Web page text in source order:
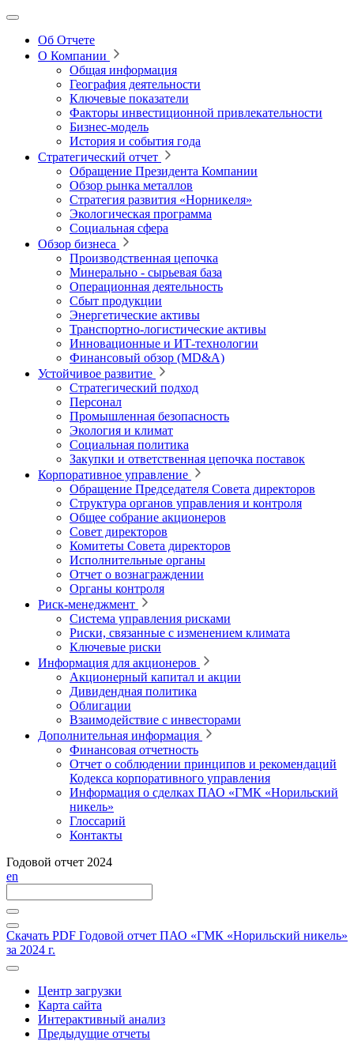
Об Отчете
О Компании
Общая информация
География деятельности
Ключевые показатели
Факторы инвестиционной привлекательности
Бизнес-модель
История и события года
Стратегический отчет
Обращение Президента Компании
Обзор рынка металлов
Стратегия развития «Норникеля»
Экологическая программа
Социальная сфера
Обзор бизнеса
Производственная цепочка
Минерально ‑ сырьевая база
Операционная деятельность
Сбыт продукции
Энергетические активы
Транспортно-логистические активы
Инновационные и ИТ‑технологии
Финансовый обзор (MD&A)
Устойчивое развитие
Стратегический подход
Персонал
Промышленная безопасность
Экология и климат
Социальная политика
Закупки и ответственная цепочка поставок
Корпоративное управление
Обращение Председателя Совета директоров
Структура органов управления и контроля
Общее собрание акционеров
Совет директоров
Комитеты Совета директоров
Исполнительные органы
Отчет о вознаграждении
Органы контроля
Риск-менеджмент
Система управления рисками
Риски, связанные с изменением климата
Ключевые риски
Информация для акционеров
Акционерный капитал и акции
Дивидендная политика
Облигации
Взаимодействие с инвесторами
Дополнительная информация
Финансовая отчетность
Отчет о соблюдении принципов и рекомендаций
Кодекса корпоративного управления
Информация о сделках ПАО «ГМК «Норильский
никель»
Глоссарий
Контакты
Годовой отчет 2024
en
Скачать PDF Годовой отчет ПАО «ГМК «Норильский никель»
за 2024 г.
Центр загрузки
Карта сайта
Интерактивный анализ
Предыдущие отчеты